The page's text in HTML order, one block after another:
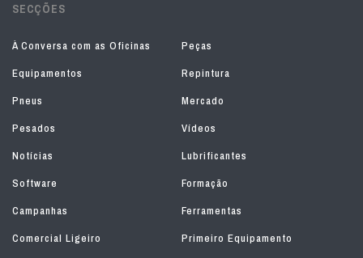
SECÇÕES
À Conversa com as Oficinas
Peças
Equipamentos
Repintura
Pneus
Mercado
Pesados
Vídeos
Notícias
Lubrificantes
Software
Formação
Campanhas
Ferramentas
Comercial Ligeiro
Primeiro Equipamento